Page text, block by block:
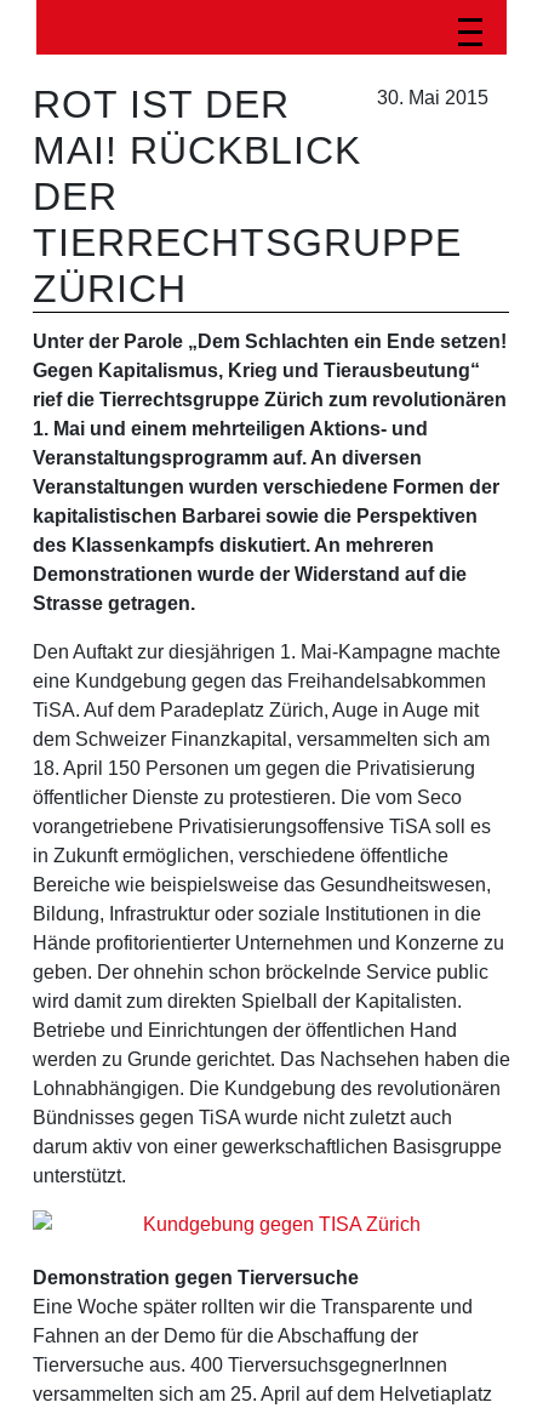
30. Mai 2015
ROT IST DER
MAI! RÜCKBLICK
DER
TIERRECHTSGRUPPE
ZÜRICH
Unter der Parole „Dem Schlachten ein Ende setzen!
Gegen Kapitalismus, Krieg und Tierausbeutung“
rief die Tierrechtsgruppe Zürich zum revolutionären
1. Mai und einem mehrteiligen Aktions- und
Veranstaltungsprogramm auf. An diversen
Veranstaltungen wurden verschiedene Formen der
kapitalistischen Barbarei sowie die Perspektiven
des Klassenkampfs diskutiert. An mehreren
Demonstrationen wurde der Widerstand auf die
Strasse getragen.
Den Auftakt zur diesjährigen 1. Mai-Kampagne machte
eine Kundgebung gegen das Freihandelsabkommen
TiSA. Auf dem Paradeplatz Zürich, Auge in Auge mit
dem Schweizer Finanzkapital, versammelten sich am
18. April 150 Personen um gegen die Privatisierung
öffentlicher Dienste zu protestieren. Die vom Seco
vorangetriebene Privatisierungsoffensive TiSA soll es
in Zukunft ermöglichen, verschiedene öffentliche
Bereiche wie beispielsweise das Gesundheitswesen,
Bildung, Infrastruktur oder soziale Institutionen in die
Hände profitorientierter Unternehmen und Konzerne zu
geben. Der ohnehin schon bröckelnde Service public
wird damit zum direkten Spielball der Kapitalisten.
Betriebe und Einrichtungen der öffentlichen Hand
werden zu Grunde gerichtet. Das Nachsehen haben die
Lohnabhängigen. Die Kundgebung des revolutionären
Bündnisses gegen TiSA wurde nicht zuletzt auch
darum aktiv von einer gewerkschaftlichen Basisgruppe
unterstützt.
Demonstration gegen Tierversuche
Eine Woche später rollten wir die Transparente und
Fahnen an der Demo für die Abschaffung der
Tierversuche aus. 400 TierversuchsgegnerInnen
versammelten sich am 25. April auf dem Helvetiaplatz